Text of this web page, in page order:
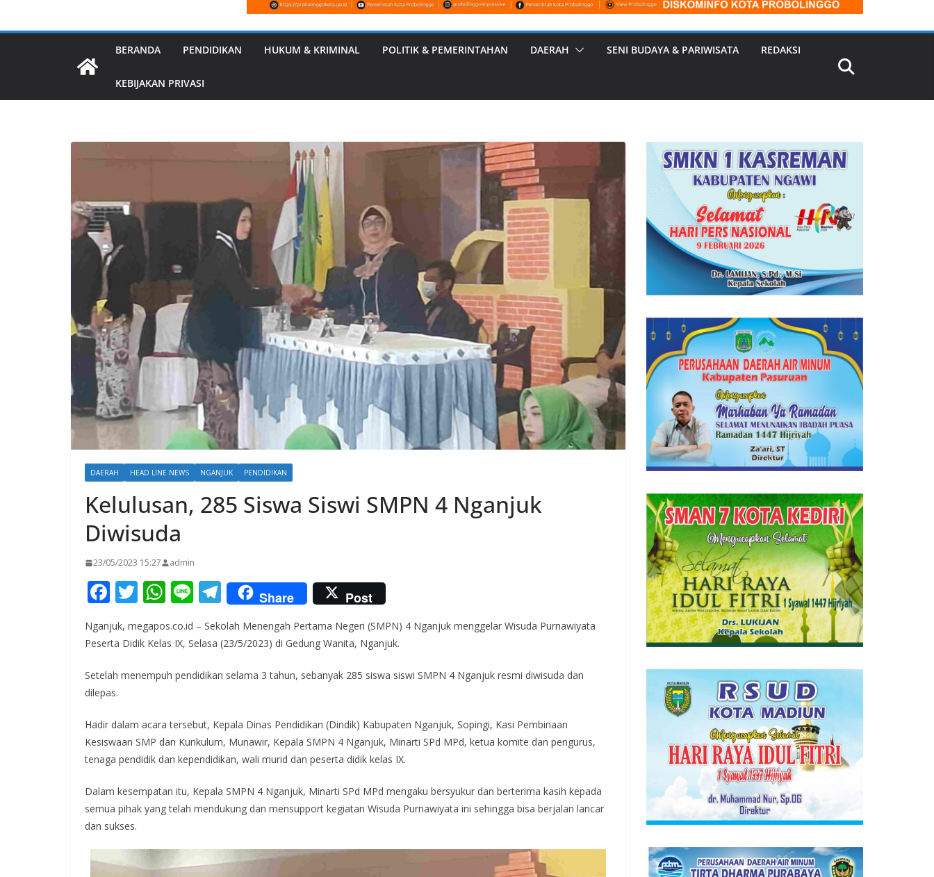
BERANDA PENDIDIKAN HUKUM & KRIMINAL POLITIK & PEMERINTAHAN DAERAH SENI BUDAYA & PARIWISATA REDAKSI
KEBIJAKAN PRIVASI
DAERAH HEAD LINE NEWS NGANJUK PENDIDIKAN
Kelulusan, 285 Siswa Siswi SMPN 4 Nganjuk
Diwisuda
23/05/2023 15:27 admin
F
ac
e
o
o
k
T
itt
W
at
A
p
Li
e
T
el
e
gr
a
Share Post
Nganjuk, megapos.co.id – Sekolah Menengah Pertama Negeri (SMPN) 4 Nganjuk menggelar Wisuda Purnawiyata
Peserta Didik Kelas IX, Selasa (23/5/2023) di Gedung Wanita, Nganjuk.
Setelah menempuh pendidikan selama 3 tahun, sebanyak 285 siswa siswi SMPN 4 Nganjuk resmi diwisuda dan
dilepas.
Hadir dalam acara tersebut, Kepala Dinas Pendidikan (Dindik) Kabupaten Nganjuk, Sopingi, Kasi Pembinaan
Kesiswaan SMP dan Kurikulum, Munawir, Kepala SMPN 4 Nganjuk, Minarti SPd MPd, ketua komite dan pengurus,
tenaga pendidik dan kependidikan, wali murid dan peserta didik kelas IX.
Dalam kesempatan itu, Kepala SMPN 4 Nganjuk, Minarti SPd MPd mengaku bersyukur dan berterima kasih kepada
semua pihak yang telah mendukung dan mensupport kegiatan Wisuda Purnawiyata ini sehingga bisa berjalan lancar
dan sukses.